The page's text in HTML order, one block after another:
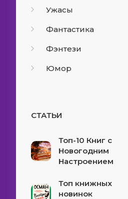
Ужасы
Фантастика
Фэнтези
Юмор
СТАТЬИ
Топ-10 Книг с
Новогодним
Настроением
Топ книжных
новинок